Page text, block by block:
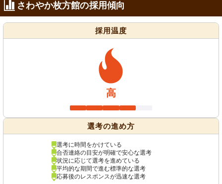
さわやか枚方館の採用傾向
採用温度
高
選考の進め方
選考に時間をかけている
合否連絡の目安が明確で安心な選考
状況に応じて選考を進めている
平均的な期間で進む標準的な選考
応募後のレスポンスが迅速な選考